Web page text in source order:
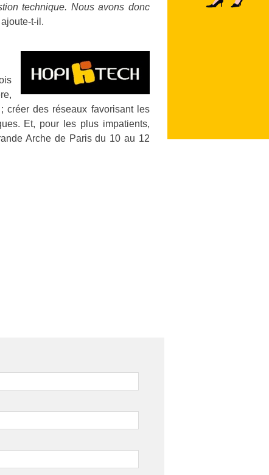
technique. Nous avons donc
ajoute-t-il.
créer des réseaux favorisant les
Et, pour les plus impatients,
Arche de Paris du 10 au 12